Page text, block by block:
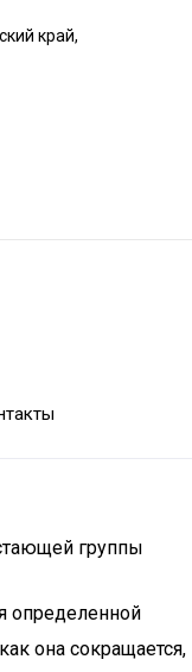
край,
группы
определенной
она сокращается,